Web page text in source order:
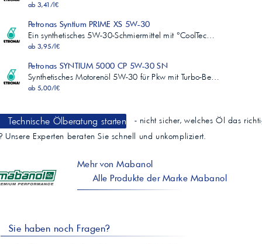
ab 3,41/l€
Petronas Syntium PRIME XS 5W-30
Ein synthetisches 5W-30-Schmiermittel mit °CoolTec…
ab 3,95/l€
Petronas SYNTIUM 5000 CP 5W-30 SN
Synthetisches Motorenöl 5W-30 für Pkw mit Turbo-Be…
ab 5,00/l€
Technische Ölberatung starten
- nicht sicher, welches Öl das
Unsere Experten beraten Sie schnell und unkompliziert.
Mehr von Mabanol
Alle Produkte der Marke Mabanol
Sie haben noch Fragen?